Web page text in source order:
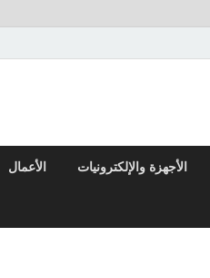
الأجهزة والإلكترونيات الأعمال